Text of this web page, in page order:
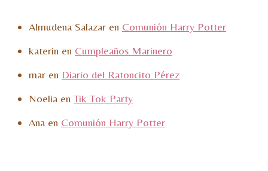
Almudena Salazar en Comunión Harry Potter
katerin en Cumpleaños Marinero
mar en Diario del Ratoncito Pérez
Noelia en Tik Tok Party
Ana en Comunión Harry Potter